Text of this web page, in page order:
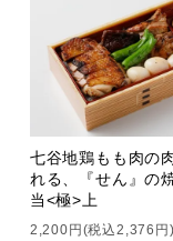
七谷地鶏もも肉の
れる、『せん』の
当<極>上
2,200円(税込2,376円)